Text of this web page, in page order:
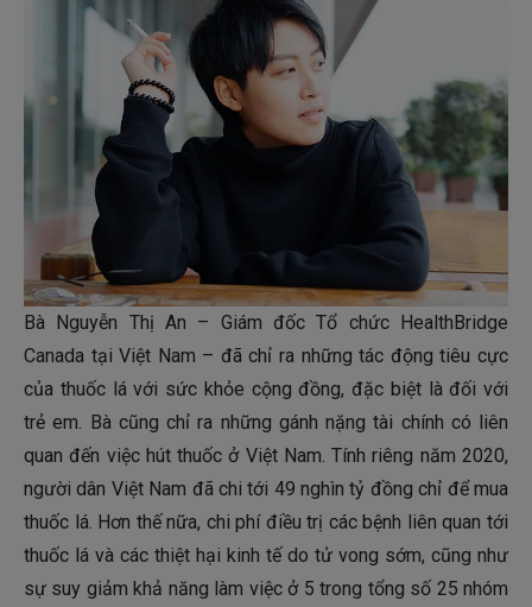
Bà Nguyễn Thị An – Giám đốc Tổ chức HealthBridge
Canada tại Việt Nam – đã chỉ ra những tác động tiêu cực
của thuốc lá với sức khỏe cộng đồng, đặc biệt là đối với
trẻ em. Bà cũng chỉ ra những gánh nặng tài chính có liên
quan đến việc hút thuốc ở Việt Nam. Tính riêng năm 2020,
người dân Việt Nam đã chi tới 49 nghìn tỷ đồng chỉ để mua
thuốc lá. Hơn thế nữa, chi phí điều trị các bệnh liên quan tới
thuốc lá và các thiệt hại kinh tế do tử vong sớm, cũng như
sự suy giảm khả năng làm việc ở 5 trong tổng số 25 nhóm